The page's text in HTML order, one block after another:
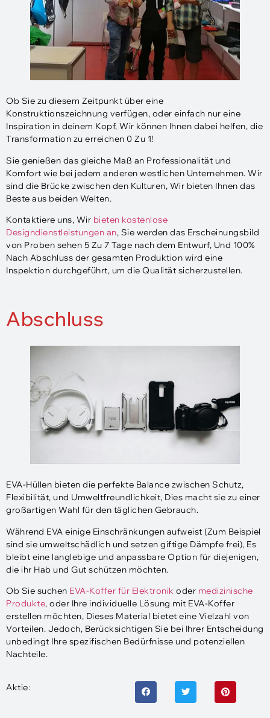
Ob Sie zu diesem Zeitpunkt über eine
Konstruktionszeichnung verfügen, oder einfach nur eine
Inspiration in deinem Kopf, Wir können Ihnen dabei helfen, die
Transformation zu erreichen 0 Zu 1!
Sie genießen das gleiche Maß an Professionalität und
Komfort wie bei jedem anderen westlichen Unternehmen. Wir
sind die Brücke zwischen den Kulturen, Wir bieten Ihnen das
Beste aus beiden Welten.
Kontaktiere uns, Wir bieten kostenlose
Designdienstleistungen an, Sie werden das Erscheinungsbild
von Proben sehen 5 Zu 7 Tage nach dem Entwurf, Und 100%
Nach Abschluss der gesamten Produktion wird eine
Inspektion durchgeführt, um die Qualität sicherzustellen.
Abschluss
EVA-Hüllen bieten die perfekte Balance zwischen Schutz,
Flexibilität, und Umweltfreundlichkeit, Dies macht sie zu einer
großartigen Wahl für den täglichen Gebrauch.
Während EVA einige Einschränkungen aufweist (Zum Beispiel
sind sie umweltschädlich und setzen giftige Dämpfe frei), Es
bleibt eine langlebige und anpassbare Option für diejenigen,
die ihr Hab und Gut schützen möchten.
Ob Sie suchen EVA-Koffer für Elektronik oder medizinische
Produkte, oder Ihre individuelle Lösung mit EVA-Koffer
erstellen möchten, Dieses Material bietet eine Vielzahl von
Vorteilen. Jedoch, Berücksichtigen Sie bei Ihrer Entscheidung
unbedingt Ihre spezifischen Bedürfnisse und potenziellen
Nachteile.
Aktie: